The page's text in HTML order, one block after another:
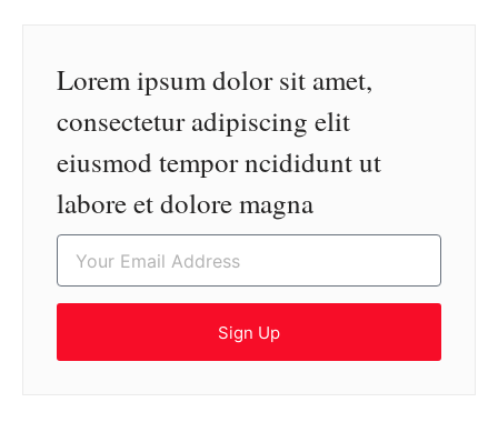
Lorem ipsum dolor sit amet,
consectetur adipiscing elit
eiusmod tempor ncididunt ut
labore et dolore magna
Sign Up